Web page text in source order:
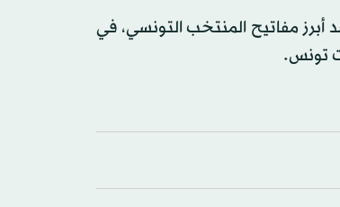
الأنظار إلى لاعب الوسط (23 عاماً) باعتباره أحد أبرز مفاتيح المنتخب التونسي، في
تونس.